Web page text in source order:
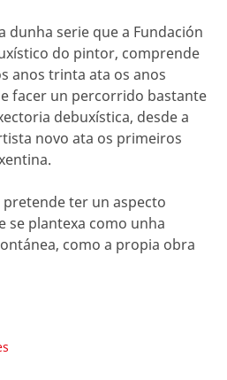
dunha serie que a Fundación
do pintor, comprende
anos trinta ata os anos
facer un percorrido bastante
debuxística, desde a
novo ata os primeiros
ter un aspecto
se plantexa como unha
como a propia obra